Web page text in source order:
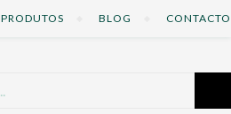
PRODUTOS BLOG CONTACTO